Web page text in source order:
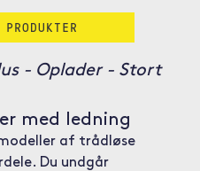
- Oplader - Stort
med ledning
af trådløse
Du undgår